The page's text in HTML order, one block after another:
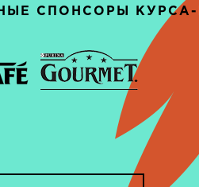
СПОНСОРЫ КУРСА-